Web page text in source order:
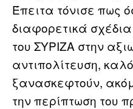
Έπειτα τόνισε πως
διαφορετικά
του ΣΥΡΙΖΑ στην
αντιπολίτευση,
ξανασκεφτούν,
την περίπτωση του